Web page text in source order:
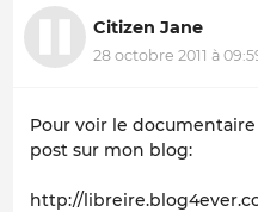
Citizen Jane
28 octobre 2011 à
Pour voir le
post sur mon blog:
http://